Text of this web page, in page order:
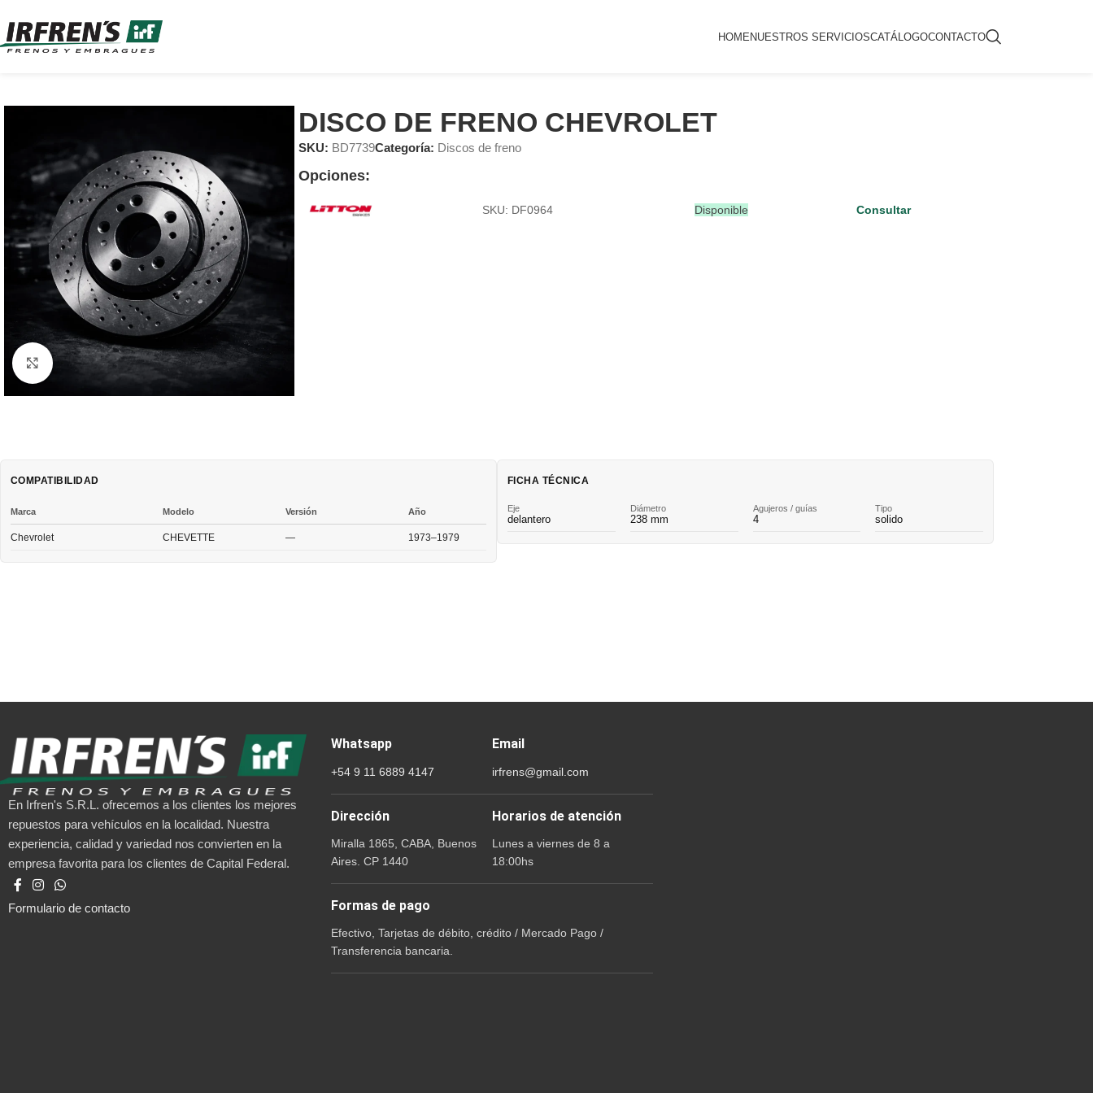
HOMENUESTROS SERVICIOSCATÁLOGOCONTACTO
Clic para ampliar
DISCO DE FRENO CHEVROLET
SKU: BD7739Categoría: Discos de freno
Opciones:
SKU: DF0964 Disponible Consultar
COMPATIBILIDAD
Marca Modelo Versión Año
Chevrolet CHEVETTE — 1973–1979
FICHA TÉCNICA
Eje
delantero
Diámetro
238 mm
Agujeros / guías
4
Tipo
solido
En Irfren's S.R.L. ofrecemos a los clientes los mejores
repuestos para vehículos en la localidad. Nuestra
experiencia, calidad y variedad nos convierten en la
empresa favorita para los clientes de Capital Federal.
Formulario de contacto
Whatsapp
+54 9 11 6889 4147
Email
irfrens@gmail.com
Dirección
Miralla 1865, CABA, Buenos
Aires. CP 1440
Horarios de atención
Lunes a viernes de 8 a
18:00hs
Formas de pago
Efectivo, Tarjetas de débito, crédito / Mercado Pago /
Transferencia bancaria.